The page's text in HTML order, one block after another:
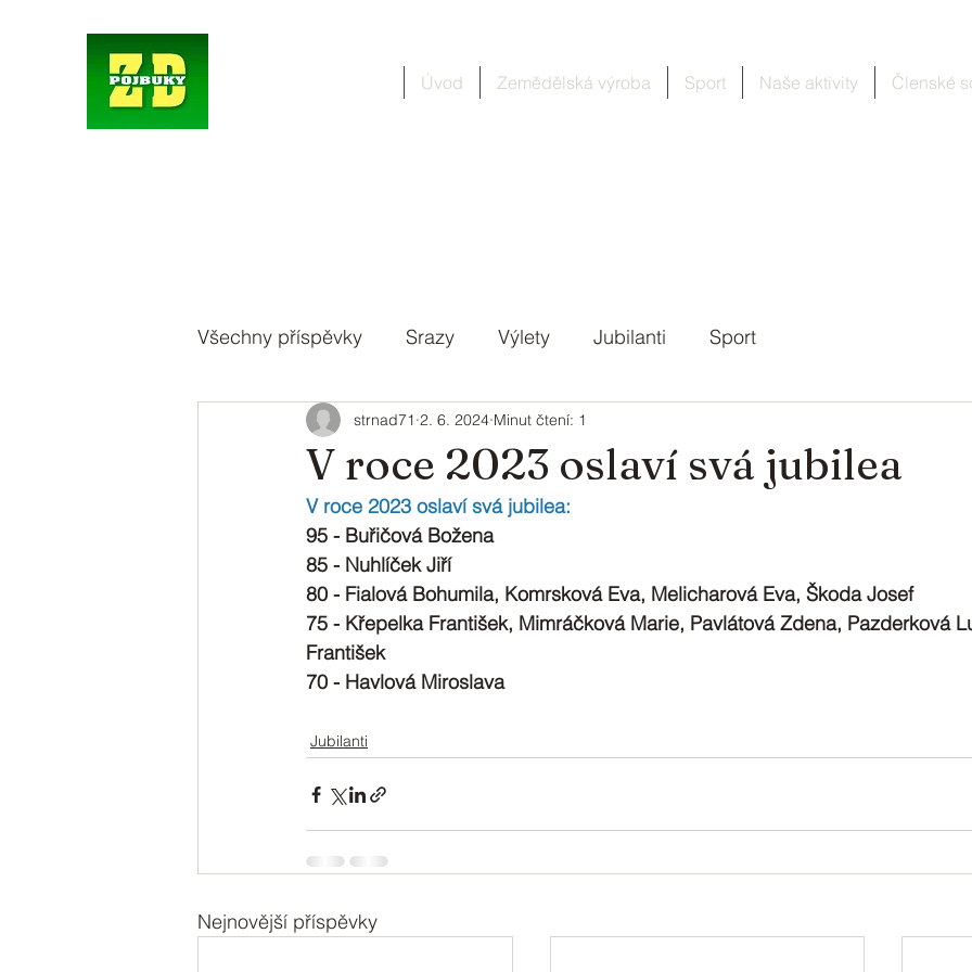
Úvod Zemědělská výroba Sport Naše aktivity Členské
Všechny příspěvky Srazy Výlety Jubilanti Sport
V roce 2023 oslaví svá jubilea
strnad71 2. 6. 2024 Minut čtení: 1
V roce 2023 oslaví svá jubilea:
95 - Buřičová Božena
85 - Nuhlíček Jiří
80 - Fialová Bohumila, Komrsková Eva, Melicharová Eva, Škoda Josef
75 - Křepelka František, Mimráčková Marie, Pavlátová Zdena, Pazderková
František
70 - Havlová Miroslava
Jubilanti
Nejnovější příspěvky